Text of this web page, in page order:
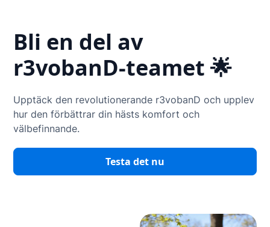
Bli en del av
r3vobanD-teamet 🌟
Upptäck den revolutionerande r3vobanD och upplev
hur den förbättrar din hästs komfort och
välbefinnande.
Testa det nu